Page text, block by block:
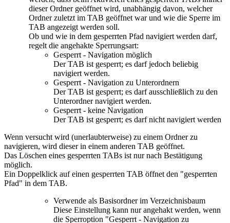
dieser Ordner geöffnet wird, unabhängig davon, welcher
Ordner zuletzt im TAB geöffnet war und wie die Sperre im
TAB angezeigt werden soll.
Ob und wie in dem gesperrten Pfad navigiert werden darf,
regelt die angehakte Sperrungsart:
Gesperrt - Navigation möglich
Der TAB ist gesperrt; es darf jedoch beliebig
navigiert werden.
Gesperrt - Navigation zu Unterordnern
Der TAB ist gesperrt; es darf ausschließlich zu den
Unterordner navigiert werden.
Gesperrt - keine Navigation
Der TAB ist gesperrt; es darf nicht navigiert werden
Wenn versucht wird (unerlaubterweise) zu einem Ordner zu
navigieren, wird dieser in einem anderen TAB geöffnet.
Das Löschen eines gesperrten TABs ist nur nach Bestätigung
möglich.
Ein Doppelklick auf einen gesperrten TAB öffnet den "gesperrten
Pfad" in dem TAB.
Verwende als Basisordner im Verzeichnisbaum
Diese Einstellung kann nur angehakt werden, wenn
die Sperroption "Gesperrt - Navigation zu